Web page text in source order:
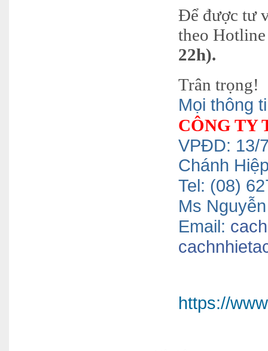
Để được tư
theo
22h).
Trân trọng!
Mọi thông
CÔNG TY
VPĐD: 13/
Chánh
Tel: (08)
Ms
Email:
https://